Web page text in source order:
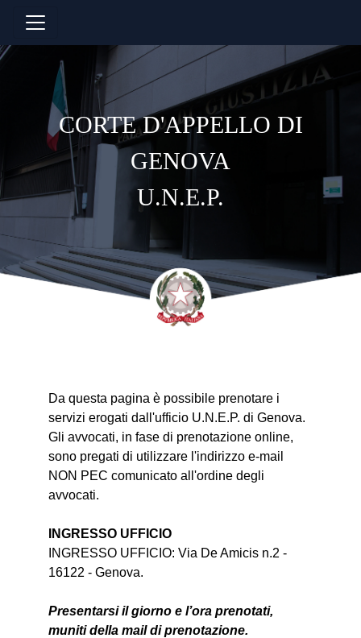
CORTE D'APPELLO DI
GENOVA
U.N.E.P.
Da questa pagina è possibile prenotare i
servizi erogati dall'ufficio U.N.E.P. di Genova.
Gli avvocati, in fase di prenotazione online,
sono pregati di utilizzare l'indirizzo e-mail
NON PEC comunicato all'ordine degli
avvocati.
INGRESSO UFFICIO
INGRESSO UFFICIO: Via De Amicis n.2 -
16122 - Genova.
Presentarsi il giorno e l’ora prenotati,
muniti della mail di prenotazione.